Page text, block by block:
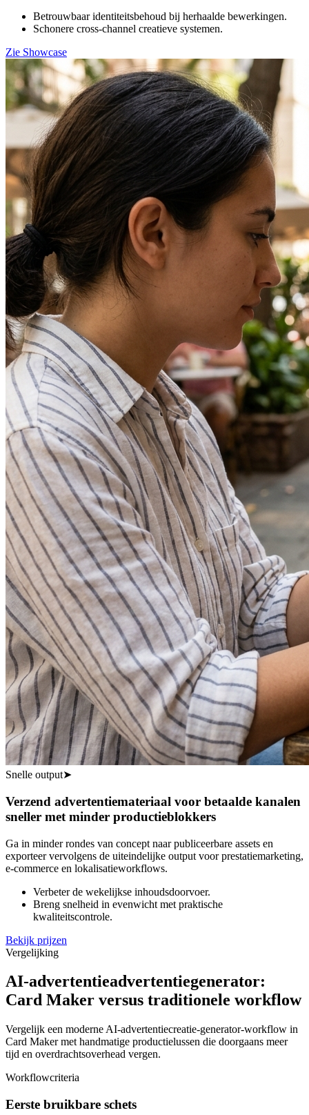
Betrouwbaar identiteitsbehoud bij herhaalde bewerkingen.
Schonere cross-channel creatieve systemen.
Zie Showcase
Snelle output➤
Verzend advertentiemateriaal voor betaalde kanalen
sneller met minder productieblokkers
Ga in minder rondes van concept naar publiceerbare assets en
exporteer vervolgens de uiteindelijke output voor prestatiemarketing,
e-commerce en lokalisatieworkflows.
Verbeter de wekelijkse inhoudsdoorvoer.
Breng snelheid in evenwicht met praktische
kwaliteitscontrole.
Bekijk prijzen
Vergelijking
AI-advertentieadvertentiegenerator:
Card Maker versus traditionele workflow
Vergelijk een moderne AI-advertentiecreatie-generator-workflow in
Card Maker met handmatige productielussen die doorgaans meer
tijd en overdrachtsoverhead vergen.
Workflowcriteria
Eerste bruikbare schets